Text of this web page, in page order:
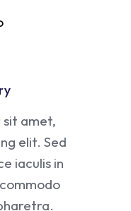
sit amet,
elit. Sed
iaculis in